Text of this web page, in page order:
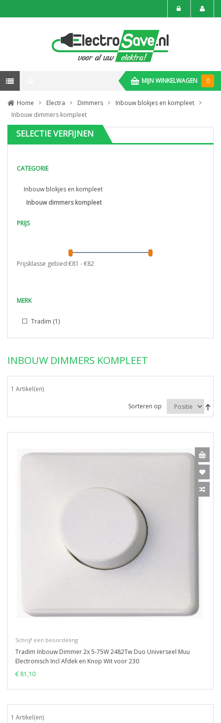
MIJN WINKELWAGEN 0
Home Electra Dimmers
Inbouw blokjes en kompleet
Inbouw dimmers kompleet
SELECTIE VERFIJNEN
CATEGORIE
Inbouw blokjes en kompleet
Inbouw dimmers kompleet
PRIJS
Prijsklasse gebied:€81 - €82
MERK
Tradim (1)
INBOUW DIMMERS KOMPLEET
1 Artikel(en)
Sorteren op
Schrijf een beoordeling
Tradim Inbouw Dimmer 2x 5-75W 2482Tw Duo Universeel Muu
Electronisch Incl Afdek en Knop Wit voor 230
€ 81,10
1 Artikel(en)